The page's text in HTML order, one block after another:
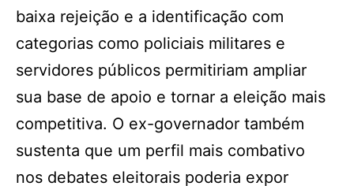
baixa rejeição e a identificação com
categorias como policiais militares e
servidores públicos permitiriam ampliar
sua base de apoio e tornar a eleição mais
competitiva. O ex-governador também
sustenta que um perfil mais combativo
nos debates eleitorais poderia expor